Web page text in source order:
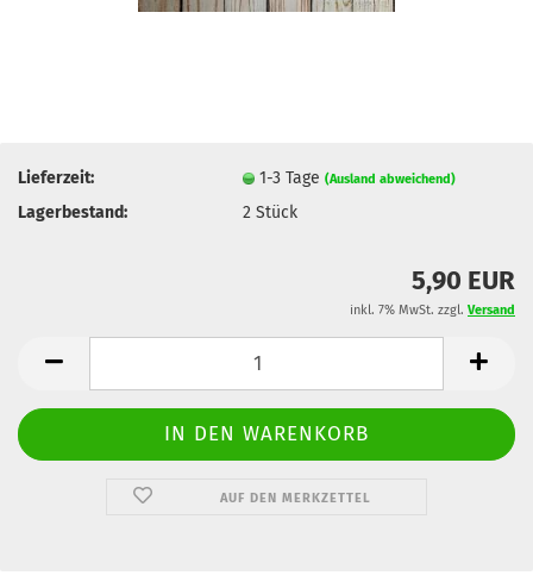
Lieferzeit: 1-3 Tage(Ausland abweichend)
Lagerbestand: 2Stück
5,90 EUR
inkl. 7% MwSt. zzgl. Versand
AUF DEN MERKZETTEL